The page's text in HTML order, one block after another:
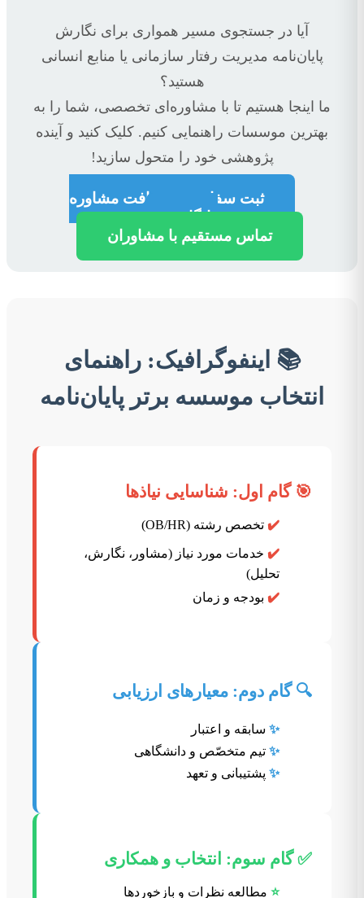
آیا در جستجوی مسیر همواری برای نگارش
پایان‌نامه مدیریت رفتار سازمانی یا منابع انسانی
هستید؟
ما اینجا هستیم تا با مشاوره‌ای تخصصی، شما را به
بهترین موسسات راهنمایی کنیم. کلیک کنید و آینده
پژوهشی خود را متحول سازید!
ثبت سفارش و دریافت مشاوره
رایگان
تماس مستقیم با مشاوران
📚 اینفوگرافیک: راهنمای
انتخاب موسسه برتر پایان‌نامه
🎯 گام اول: شناسایی نیاذها
✔️ تخصص رشته (OB/HR)
✔️ خدمات مورد نیاز (مشاور، نگارش،
تحلیل)
✔️ بودجه و زمان
🔍 گام دوم: معیارهای ارزیابی
✨ سابقه و اعتبار
✨ تیم متخصّص و دانشگاهی
✨ پشتیبانی و تعهد
✅ گام سوم: انتخاب و همکاری
⭐ مطالعه نظرات و بازخوردها